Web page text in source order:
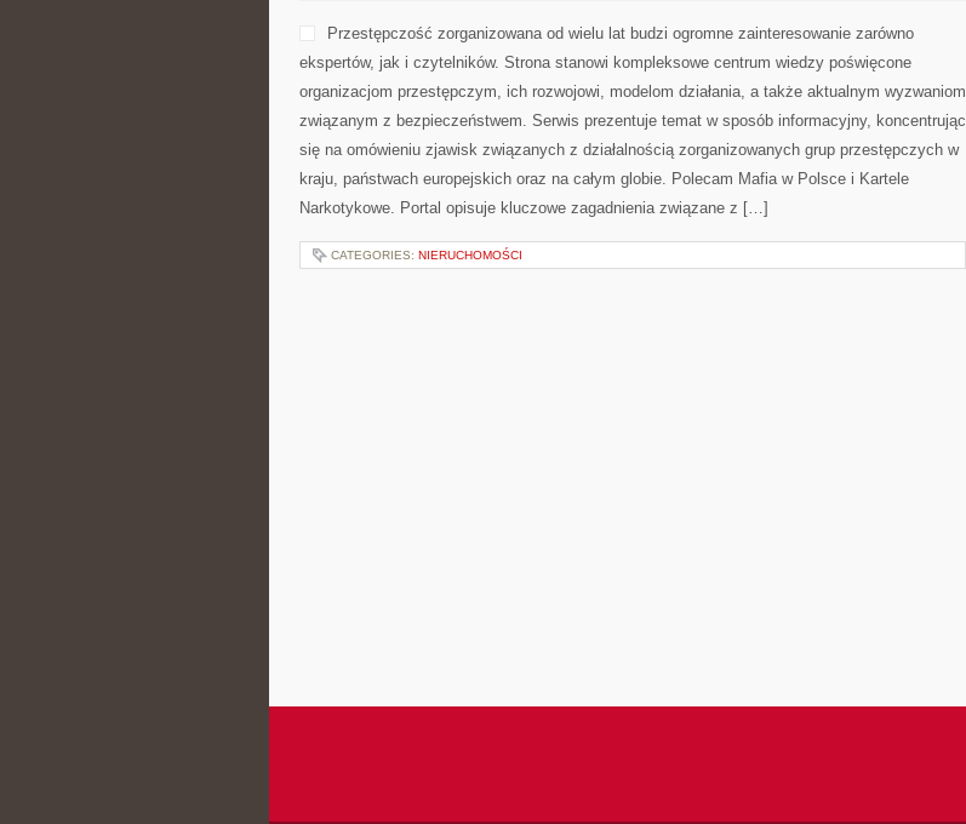
Przestępczość zorganizowana od wielu lat budzi ogromne zainteresowanie zarówno
ekspertów, jak i czytelników. Strona stanowi kompleksowe centrum wiedzy poświęcone
organizacjom przestępczym, ich rozwojowi, modelom działania, a także aktualnym wyzwaniom
związanym z bezpieczeństwem. Serwis prezentuje temat w sposób informacyjny, koncentrując
się na omówieniu zjawisk związanych z działalnością zorganizowanych grup przestępczych w
kraju, państwach europejskich oraz na całym globie. Polecam Mafia w Polsce i Kartele
Narkotykowe. Portal opisuje kluczowe zagadnienia związane z […]
CATEGORIES: NIERUCHOMOŚCI